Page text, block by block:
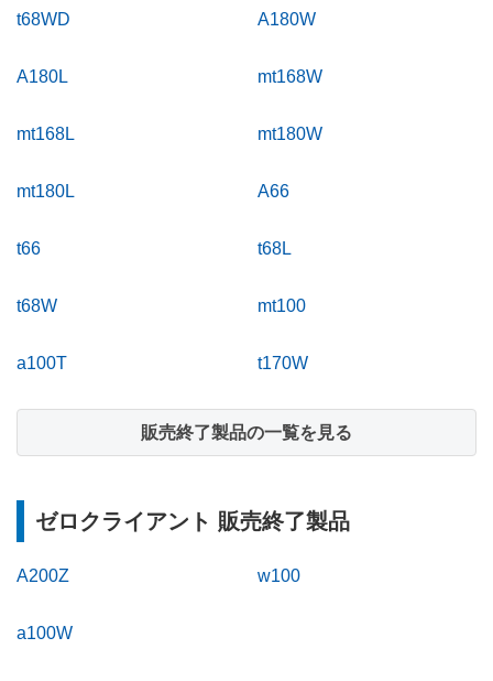
t68WD A180W
A180L mt168W
mt168L mt180W
mt180L A66
t66 t68L
t68W mt100
a100T t170W
販売終了製品の一覧を見る
ゼロクライアント 販売終了製品
A200Z w100
a100W